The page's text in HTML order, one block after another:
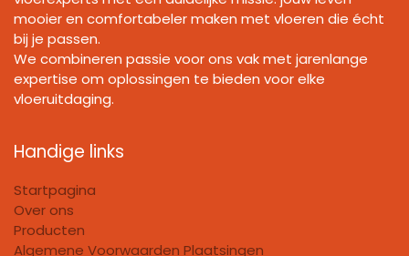
mooier en comfortabeler maken met vloeren die écht
bij je passen.
We combineren passie voor ons vak met jarenlange
expertise om oplossingen te bieden voor elke
vloeruitdaging.
Handige links
Startpagina
Over ons
Producten
Algemene Voorwaarden Plaatsingen